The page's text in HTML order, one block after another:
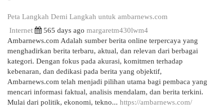
Peta Langkah Demi Langkah untuk ambarnews.com
Internet
565 days ago margaretm430lwm4
Ambarnews.com Adalah sumber berita online terpercaya yang
menghadirkan berita terbaru, aktual, dan relevan dari berbagai
kategori. Dengan fokus pada akurasi, komitmen terhadap
kebenaran, dan dedikasi pada berita yang objektif,
Ambarnews.com telah menjadi pilihan utama bagi pembaca yang
mencari informasi faktual, analisis mendalam, dan berita terkini.
Mulai dari politik, ekonomi, tekno... https://ambarnews.com/